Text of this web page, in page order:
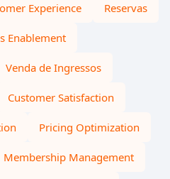
Experience Reservas
Enablement
Venda de Ingressos
Customer Satisfaction
Pricing Optimization
Membership Management